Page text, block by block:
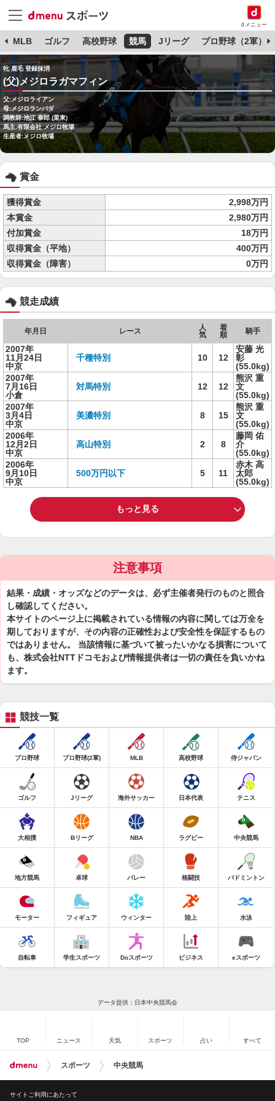
dメニュー
MLB ゴルフ 高校野球 競馬 Jリーグ プロ野球（2軍）
牝 鹿毛 登録抹消
(父)メジロラガマフィン
父:メジロライアン
母:メジロランバダ
調教師:池江 泰郎 (栗東)
馬主:有限会社 メジロ牧場
生産者:メジロ牧場
賞金
獲得賞金
2,998万円
本賞金
2,980万円
付加賞金
18万円
収得賞金（平地）
400万円
収得賞金（障害）
0万円
競走成績
年月日 レース
人
気
着
順
騎手
2007年
11月24日
中京
千種特別 10 12
安藤 光
彰
(55.0kg)
2007年
7月16日
小倉
対馬特別 12 12
熊沢 重
文
(55.0kg)
2007年
3月4日
中京
美濃特別 8 15
熊沢 重
文
(55.0kg)
2006年
12月2日
中京
高山特別 2 8
藤岡 佑
介
(55.0kg)
2006年
9月10日
中京
500万円以下 5 11
赤木 高
太郎
(55.0kg)
もっと見る
注意事項
結果・成績・オッズなどのデータは、必ず主催者発行のものと照合
し確認してください。
本サイトのページ上に掲載されている情報の内容に関しては万全を
期しておりますが、その内容の正確性および安全性を保証するもの
ではありません。 当該情報に基づいて被ったいかなる損害について
も、株式会社NTTドコモおよび情報提供者は一切の責任を負いかね
ます。
競技一覧
プロ野球 プロ野球(2軍) MLB 高校野球 侍ジャパン
ゴルフ Jリーグ 海外サッカー 日本代表 テニス
大相撲 Bリーグ NBA ラグビー 中央競馬
地方競馬 卓球 バレー 格闘技 バドミントン
モーター フィギュア ウィンター 陸上 水泳
自転車 学生スポーツ Doスポーツ ビジネス eスポーツ
データ提供：日本中央競馬会
TOP ニュース 天気 スポーツ 占い すべて
スポーツ 中央競馬
サイトご利用にあたって